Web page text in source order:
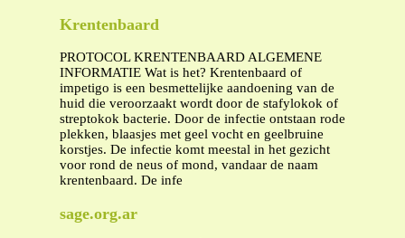
Krentenbaard
PROTOCOL KRENTENBAARD ALGEMENE
INFORMATIE Wat is het? Krentenbaard of
impetigo is een besmettelijke aandoening van de
huid die veroorzaakt wordt door de stafylokok of
streptokok bacterie. Door de infectie ontstaan rode
plekken, blaasjes met geel vocht en geelbruine
korstjes. De infectie komt meestal in het gezicht
voor rond de neus of mond, vandaar de naam
krentenbaard. De infe
sage.org.ar